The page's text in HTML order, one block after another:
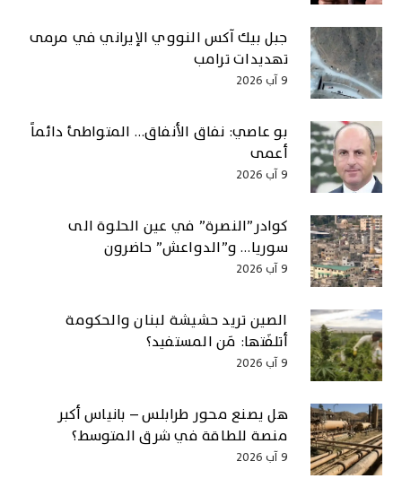
جبل بيك آكس النووي الإيراني في مرمى
تهديدات ترامب
9 آب 2026
بو عاصي: نفاق الأنفاق… المتواطئ دائماً
أعمى
9 آب 2026
كوادر”النصرة” في عين الحلوة الى
سوريا… و”الدواعش” حاضرون
9 آب 2026
الصين تريد حشيشة لبنان والحكومة
أتلفَتها: مَن المستفيد؟
9 آب 2026
هل يصنع محور طرابلس – بانياس أكبر
منصة للطاقة في شرق المتوسط؟
9 آب 2026